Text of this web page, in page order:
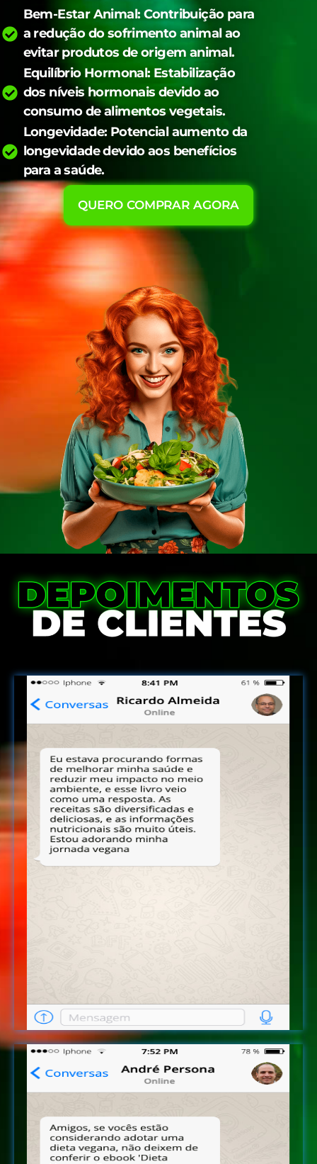
Bem-Estar Animal: Contribuição para
a redução do sofrimento animal ao
evitar produtos de origem animal.
Equilíbrio Hormonal: Estabilização
dos níveis hormonais devido ao
consumo de alimentos vegetais.
Longevidade: Potencial aumento da
longevidade devido aos benefícios
para a saúde.
QUERO COMPRAR AGORA